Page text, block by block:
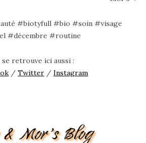
#biotyfull #bio #soin #visage
#décembre #routine
se retrouve ici aussi :
/ Twitter / Instagram